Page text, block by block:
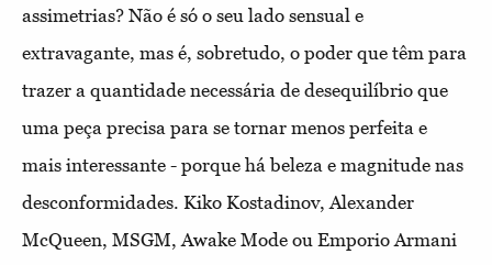
assimetrias? Não é só o seu lado sensual e
extravagante, mas é, sobretudo, o poder que têm para
trazer a quantidade necessária de desequilíbrio que
uma peça precisa para se tornar menos perfeita e
mais interessante - porque há beleza e magnitude nas
desconformidades. Kiko Kostadinov, Alexander
McQueen, MSGM, Awake Mode ou Emporio Armani